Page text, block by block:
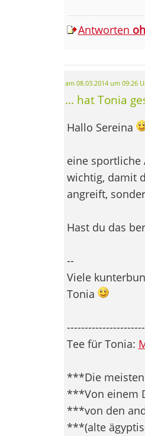
Antworten
am 08.03.2014 um 09:26
... hat Tonia
Hallo Sereina
eine sportliche
wichtig, damit
angreift,
Hast du das
--
Viele
Tonia
Tee für Tonia:
***Die meisten
***Von einem
***von den
***(alte